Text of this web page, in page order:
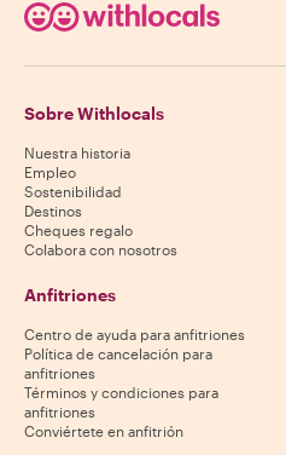
Sobre Withlocals
Nuestra historia
Empleo
Sostenibilidad
Destinos
Cheques regalo
Colabora con nosotros
Anfitriones
Centro de ayuda para anfitriones
Política de cancelación para
anfitriones
Términos y condiciones para
anfitriones
Conviértete en anfitrión